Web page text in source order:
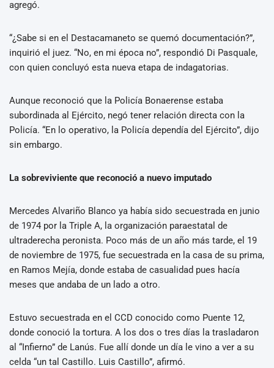
agregó.
“¿Sabe si en el Destacamaneto se quemó documentación?”,
inquirió el juez. “No, en mi época no”, respondió Di Pasquale,
con quien concluyó esta nueva etapa de indagatorias.
Aunque reconoció que la Policía Bonaerense estaba
subordinada al Ejército, negó tener relación directa con la
Policía. “En lo operativo, la Policía dependía del Ejército”, dijo
sin embargo.
La sobreviviente que reconoció a nuevo imputado
Mercedes Alvariño Blanco ya había sido secuestrada en junio
de 1974 por la Triple A, la organización paraestatal de
ultraderecha peronista. Poco más de un año más tarde, el 19
de noviembre de 1975, fue secuestrada en la casa de su prima,
en Ramos Mejía, donde estaba de casualidad pues hacía
meses que andaba de un lado a otro.
Estuvo secuestrada en el CCD conocido como Puente 12,
donde conoció la tortura. A los dos o tres días la trasladaron
al “Infierno” de Lanús. Fue allí donde un día le vino a ver a su
celda “un tal Castillo. Luis Castillo”, afirmó.